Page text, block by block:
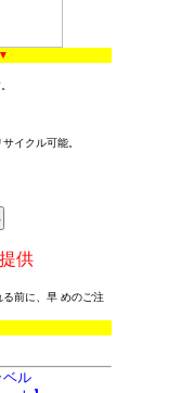
イクル可能。
供
前に、早 めのご注
ベル